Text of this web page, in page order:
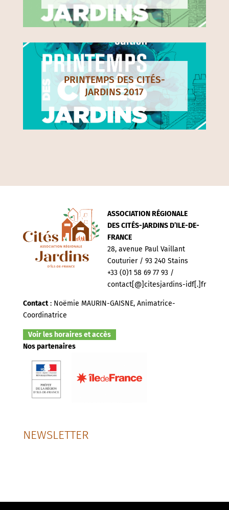
PRINTEMPS DES CITÉS-
JARDINS 2017
ASSOCIATION RÉGIONALE
DES CITÉS-JARDINS D’ILE-DE-
FRANCE
28, avenue Paul Vaillant
Couturier / 93 240 Stains
+33 (0)1 58 69 77 93 /
contact[@]citesjardins-idf[.]fr
Contact: Noëmie MAURIN-GAISNE, Animatrice-
Coordinatrice
Voir les horaires et accès
Nos partenaires
NEWSLETTER